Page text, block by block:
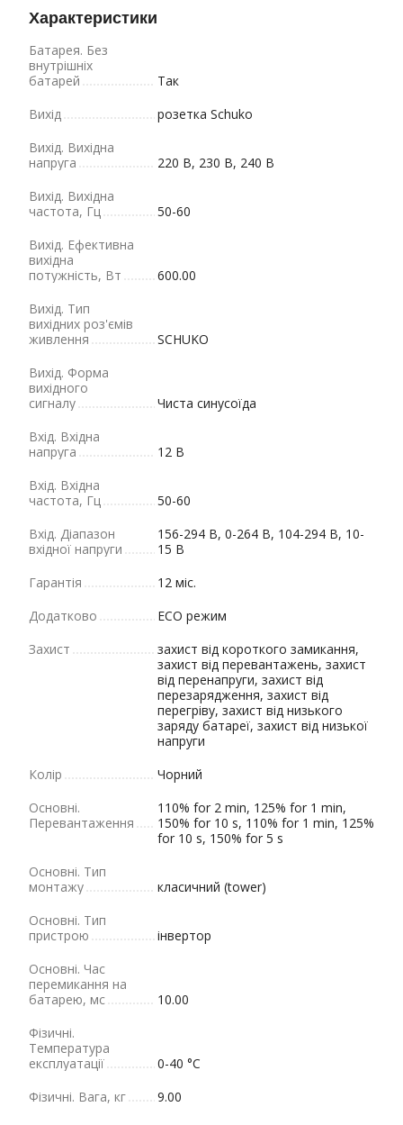
Характеристики
Батарея. Без
внутрішніх
батарей
Так
Вихід
розетка Schuko
Вихід. Вихідна
напруга
220 В, 230 В, 240 В
Вихід. Вихідна
частота, Гц
50-60
Вихід. Ефективна
вихідна
потужність, Вт
600.00
Вихід. Тип
вихідних роз'ємів
живлення
SCHUKO
Вихід. Форма
вихідного
сигналу
Чиста синусоїда
Вхід. Вхідна
напруга
12 В
Вхід. Вхідна
частота, Гц
50-60
Вхід. Діапазон
вхідної напруги
156-294 В, 0-264 В, 104-294 В, 10-
15 В
Гарантія
12 міс.
Додатково
ECO режим
Захист
захист від короткого замикання,
захист від перевантажень, захист
від перенапруги, захист від
перезарядження, захист від
перегріву, захист від низького
заряду батареї, захист від низької
напруги
Колір
Чорний
Основні.
Перевантаження
110% for 2 min, 125% for 1 min,
150% for 10 s, 110% for 1 min, 125%
for 10 s, 150% for 5 s
Основні. Тип
монтажу
класичний (tower)
Основні. Тип
пристрою
інвертор
Основні. Час
перемикання на
батарею, мс
10.00
Фізичні.
Tемпература
експлуатації
0-40 °C
Фізичні. Вага, кг
9.00